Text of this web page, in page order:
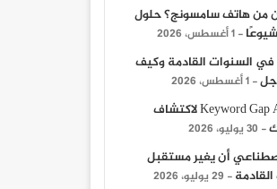
من هاتف سامسونج؟ حلول
1 أغسطس، 2026
مستقبل السيو SEO في السنوات القادمة وكيف
1 أغسطس، 2026
أفضل أدوات Keyword Gap Analysis لاكتشاف
30 يوليو، 2026
أن يغير مستقبل
29 يوليو، 2026